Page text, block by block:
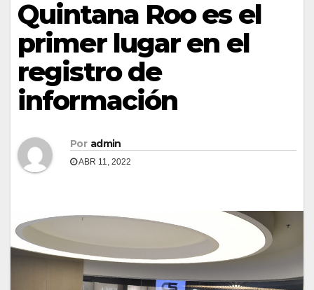
Quintana Roo es el
primer lugar en el
registro de
información
Por admin
ABR 11, 2022